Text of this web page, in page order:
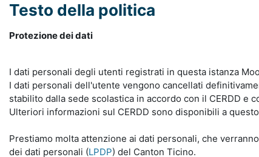
Testo della politica
Protezione dei dati
I dati personali degli utenti registrati in questa istanza
I dati personali dell'utente vengono cancellati
stabilito dalla sede scolastica in accordo con il CERDD e
Ulteriori informazioni sul CERDD sono disponibili a questo
Prestiamo molta attenzione ai dati personali, che
dei dati personali (LPDP) del Canton Ticino.